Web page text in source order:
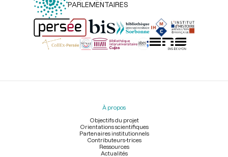
PARLEMENTAIRES
Menu
À propos
Objectifs du projet
Orientations scientifiques
Partenaires institutionnels
Contributeurs-trices
Ressources
Actualités